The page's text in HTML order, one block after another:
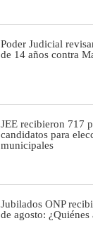
Poder Judicial
de 14 años contra
JEE recibieron 717
candidatos para
municipales
Jubilados ONP
de agosto: